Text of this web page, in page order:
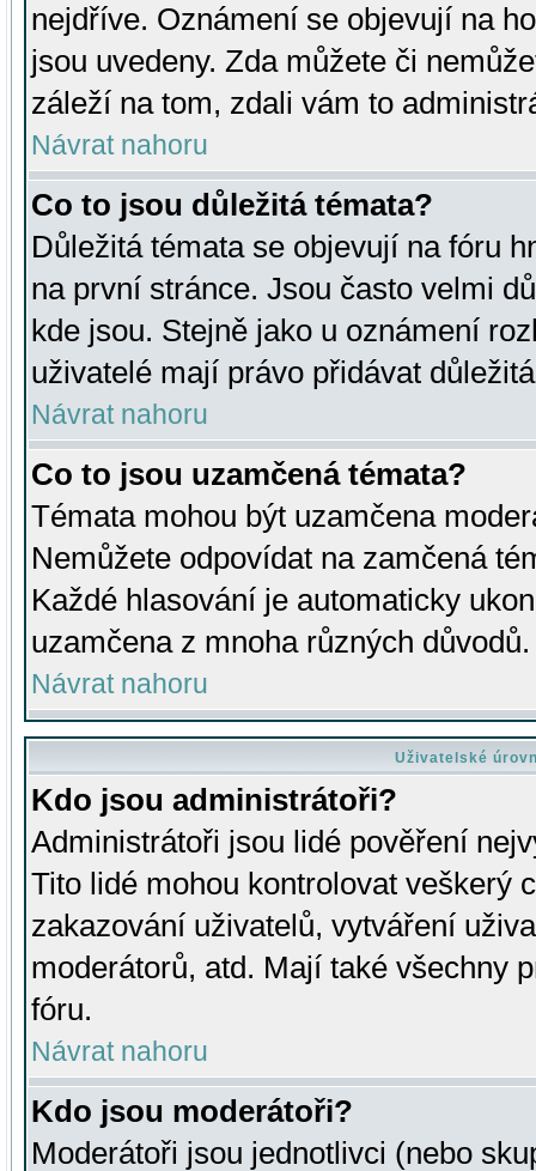
nejdříve. Oznámení se objevují na
jsou uvedeny. Zda můžete či
záleží na tom, zdali vám to
Návrat nahoru
Co to jsou důležitá témata?
Důležitá témata se objevují na fóru
na první stránce. Jsou často velmi
kde jsou. Stejně jako u oznámení
uživatelé mají právo přidávat
Návrat nahoru
Co to jsou uzamčená témata?
Témata mohou být uzamčena
Nemůžete odpovídat na zamčená
Každé hlasování je automaticky
uzamčena z mnoha různých důvodů.
Návrat nahoru
Uživatelské
Kdo jsou administrátoři?
Administrátoři jsou lidé pověření
Tito lidé mohou kontrolovat veškerý
zakazování uživatelů, vytváření
moderátorů, atd. Mají také všechny
fóru.
Návrat nahoru
Kdo jsou moderátoři?
Moderátoři jsou jednotlivci (nebo